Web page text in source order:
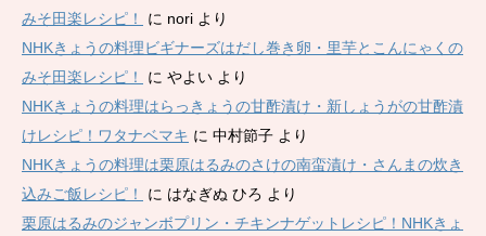
みそ田楽レシピ！
に nori より
NHKきょうの料理ビギナーズはだし巻き卵・里芋とこんにゃくの
みそ田楽レシピ！
に やよい より
NHKきょうの料理はらっきょうの甘酢漬け・新しょうがの甘酢漬
けレシピ！ワタナベマキ に 中村節子 より
NHKきょうの料理は栗原はるみのさけの南蛮漬け・さんまの炊き
込みご飯レシピ！
に はなぎぬ ひろ より
栗原はるみのジャンボプリン・チキンナゲットレシピ！NHKきょ